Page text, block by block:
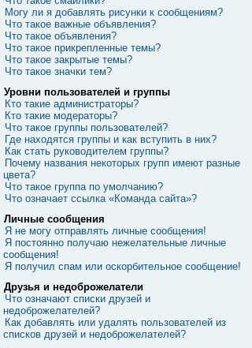
Могу ли я добавлять рисунки к сообщениям?
Что такое важные объявления?
Что такое объявления?
Что такое прикрепленные темы?
Что такое закрытые темы?
Что такое значки тем?
Уровни пользователей и группы
Кто такие администраторы?
Кто такие модераторы?
Что такое группы пользователей?
Где находятся группы и как вступить в них?
Как стать руководителем группы?
Почему названия некоторых групп имеют разные
цвета?
Что такое группа по умолчанию?
Что означает ссылка «Команда сайта»?
Личные сообщения
Я не могу отправлять личные сообщения!
Я постоянно получаю нежелательные личные
сообщения!
Я получил спам или оскорбительное сообщение!
Друзья и недоброжелатели
Что означают списки друзей и
недоброжелателей?
Как добавлять или удалять пользователей из
списков друзей и недоброжелателей?